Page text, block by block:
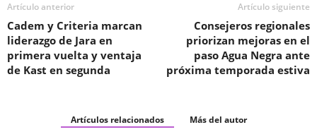
Artículo anterior
Cadem y Criteria marcan
liderazgo de Jara en
primera vuelta y ventaja
de Kast en segunda
Artículo siguiente
Consejeros regionales
priorizan mejoras en el
paso Agua Negra ante
próxima temporada estiva
Artículos relacionados Más del autor